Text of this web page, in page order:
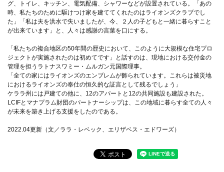
グ、トイレ、キッチン、電気配備、シャワーなどが設置されている。「あの
時、私たちのために駆けつけ家を建ててくれたのはライオンズクラブでし
た」「私は夫を洪水で失いましたが、今、２人の子どもと一緒に暮らすこと
が出来ています」と、人々は感謝の言葉を口にする。
「私たちの複合地区の50年間の歴史において、このように大規模な住宅プロ
ジェクトが実施されたのは初めてです」と話すのは、現地における交付金の
管理を担うラトナスワミー・ムルガン元国際理事。
「全ての家にはライオンズのエンブレムが飾られています。これらは被災地
におけるライオンズの奉仕の恒久的な証言として残るでしょう」
ケララ州には戸建ての他に、12のアパートと12の共同施設も建設された。
LCIFとマナプラム財団のパートナーシップは、この地域に暮らす全ての人々
が未来を築き上げる支援をしたのである。
2022.04更新（文／ララ・レベック、エリザベス・エドワーズ）